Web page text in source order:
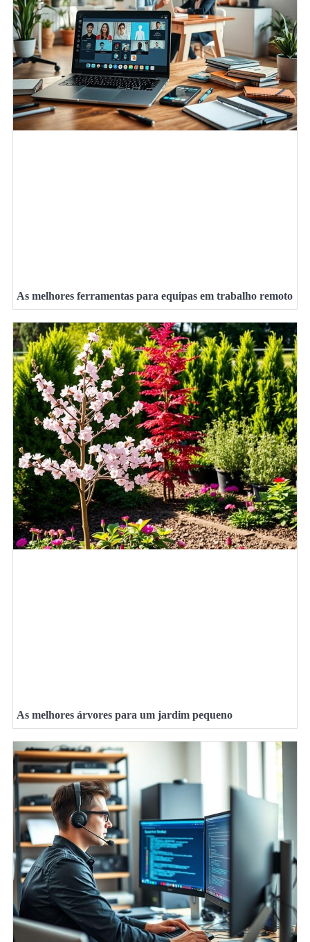
As melhores ferramentas para equipas em trabalho remoto
As melhores árvores para um jardim pequeno